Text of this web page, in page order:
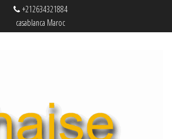
+212634321884
casablanca Maroc